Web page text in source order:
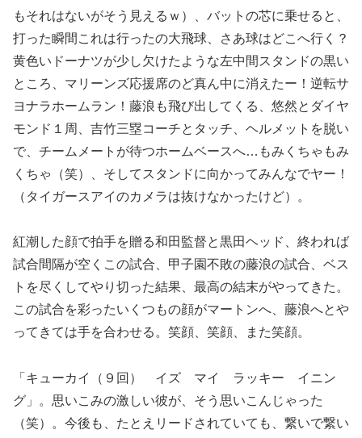
もそれはないがそう見えるｗ）、バットの芯に乗せると、
打った瞬間これは行ったの大飛球、さあ球はどこへ行く？
黄色いドーナツが少し欠けたような左中間スタンドの黒い
ところ、マリーンズ応援席のど真ん中に消えたー！逆転サ
ヨナラホームラン！藤浪も飛び出してくる、悠然とダイヤ
モンド１周、吉竹三塁コーチとタッチ、ヘルメットを脱い
で、チームメートが待つホームベースへ…もみくちゃもみ
くちゃ（笑）、そしてスタンドに向かってみんなでヤー！
（タイガースアイのカメラは抜けなかったけど）。
紅潮した顔で拍手を贈る和田監督と黒田ヘッド、終われば
試合間隔が空くこの試合、甲子園不敗の藤浪の試合、ベス
トを尽くしてやり切った結果、最高の結末がやってきた。
この試合を彩ったいくつもの顔がマートンへ、藤浪へとや
ってきては手を合わせる。笑顔、笑顔、また笑顔。
「キューカイ（９回） イズ マイ ラッキー イニン
グ」。思いこみの激しい彼が、そう思いこんじゃった
（笑）。今後も、たとえリードされていても、繋いで繋い